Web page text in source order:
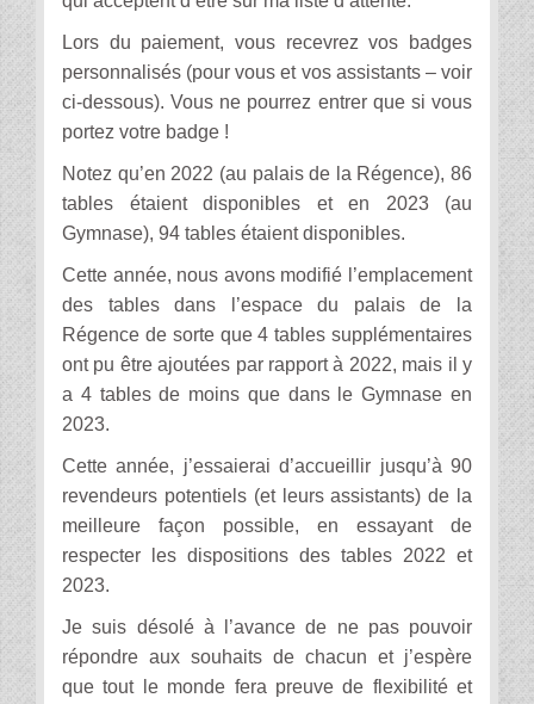
Lors du paiement, vous recevrez vos badges
personnalisés (pour vous et vos assistants – voir
ci-dessous). Vous ne pourrez entrer que si vous
portez votre badge !
Notez qu’en 2022 (au palais de la Régence), 86
tables étaient disponibles et en 2023 (au
Gymnase), 94 tables étaient disponibles.
Cette année, nous avons modifié l’emplacement
des tables dans l’espace du palais de la
Régence de sorte que 4 tables supplémentaires
ont pu être ajoutées par rapport à 2022, mais il y
a 4 tables de moins que dans le Gymnase en
2023.
Cette année, j’essaierai d’accueillir jusqu’à 90
revendeurs potentiels (et leurs assistants) de la
meilleure façon possible, en essayant de
respecter les dispositions des tables 2022 et
2023.
Je suis désolé à l’avance de ne pas pouvoir
répondre aux souhaits de chacun et j’espère
que tout le monde fera preuve de flexibilité et